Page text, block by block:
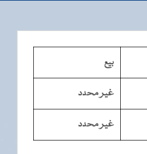
بيع
غير محدد
غير محدد